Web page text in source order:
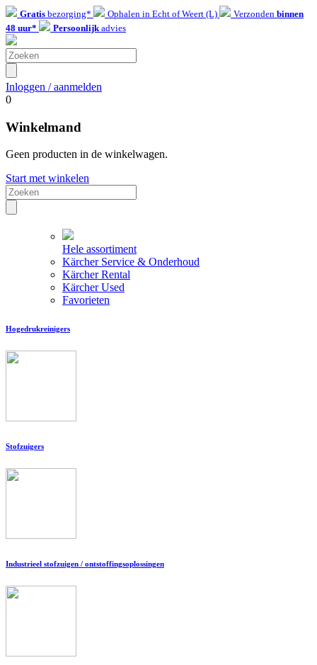
Gratis bezorging* Ophalen in Echt of Weert (L) Verzonden binnen
48 uur*
Persoonlijkadvies
Inloggen / aanmelden
0
Winkelmand
Geen producten in de winkelwagen.
Start met winkelen
Hele assortiment
Kärcher Service & Onderhoud
Kärcher Rental
Kärcher Used
Favorieten
Hogedrukreinigers
Stofzuigers
Industrieel stofzuigen / ontstoffingsoplossingen